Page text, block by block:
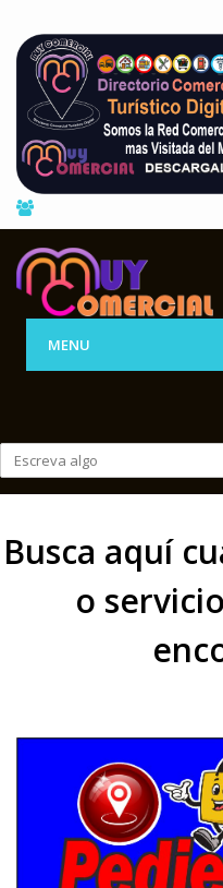
MENU
Busca aquí
o